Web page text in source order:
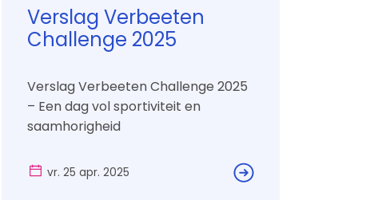
Verslag Verbeeten
Challenge 2025
Verslag Verbeeten Challenge 2025
– Een dag vol sportiviteit en
saamhorigheid
vr. 25 apr. 2025